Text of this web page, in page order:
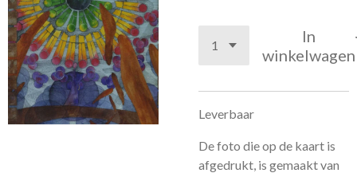
In
winkelwagen
Leverbaar
De foto die op de kaart is
afgedrukt, is gemaakt van